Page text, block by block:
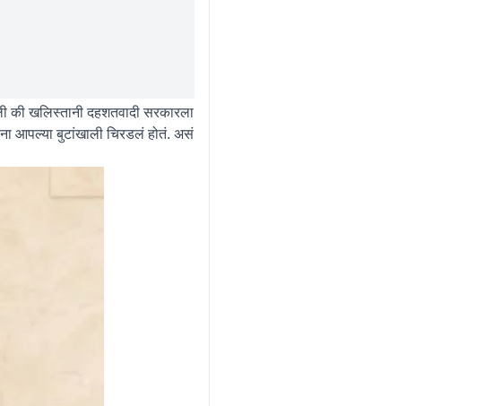
की खलिस्तानी दहशतवादी सरकारला
आपल्या बुटांखाली चिरडलं होतं. असं